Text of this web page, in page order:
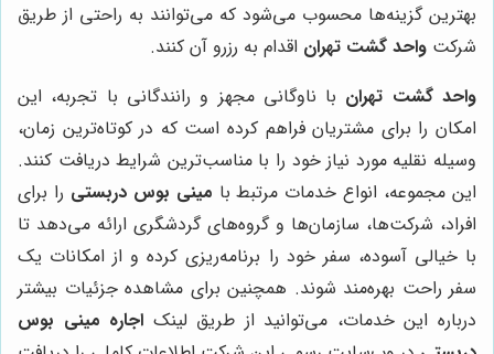
بهترین گزینه‌ها محسوب می‌شود که می‌توانند به راحتی از طریق
شرکت واحد گشت تهران اقدام به رزرو آن کنند.
واحد گشت تهران با ناوگانی مجهز و رانندگانی با تجربه، این
امکان را برای مشتریان فراهم کرده است که در کوتاه‌ترین زمان،
وسیله نقلیه مورد نیاز خود را با مناسب‌ترین شرایط دریافت کنند.
این مجموعه، انواع خدمات مرتبط با مینی بوس دربستی را برای
افراد، شرکت‌ها، سازمان‌ها و گروه‌های گردشگری ارائه می‌دهد تا
با خیالی آسوده، سفر خود را برنامه‌ریزی کرده و از امکانات یک
سفر راحت بهره‌مند شوند. همچنین برای مشاهده جزئیات بیشتر
درباره این خدمات، می‌توانید از طریق لینک اجاره مینی بوس